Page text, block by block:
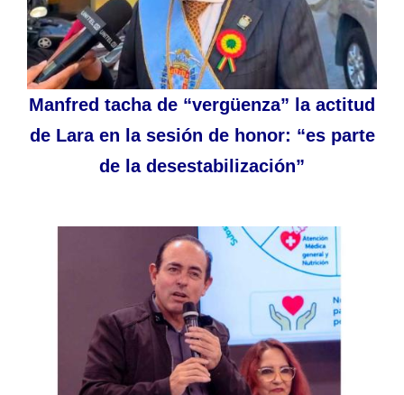
Manfred tacha de “vergüenza” la actitud
de Lara en la sesión de honor: “es parte
de la desestabilización”